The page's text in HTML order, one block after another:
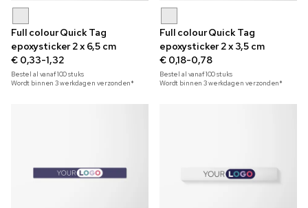
Full colour Quick Tag
epoxysticker 2 x 6,5 cm
€ 0,33-1,32
Bestel al vanaf100stuks
Wordt binnen 3 werkdagen verzonden*
Full colour Quick Tag
epoxysticker 2 x 3,5 cm
€ 0,18-0,78
Bestel al vanaf100stuks
Wordt binnen 3 werkdagen verzonden*